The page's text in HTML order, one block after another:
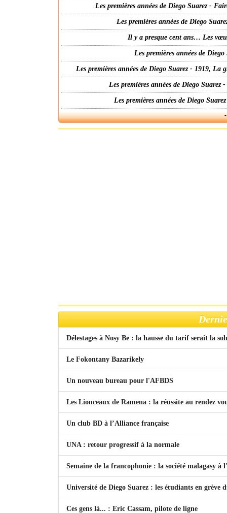
Les premières années de Diego Suarez -
Les premières années de Diego
Il y a presque cent ans… Les
Les premières années de
Les premières années de Diego Suarez - 1919,
Les premières années de Diego
Les premières années de Diego
Délestages à Nosy Be : la hausse du tarif serait la
Le Fokontany Bazarikely
Un nouveau bureau pour l'AFBDS
Les Lionceaux de Ramena : la réussite au rendez
Un club BD à l’Alliance française
UNA : retour progressif à la normale
Semaine de la francophonie : la société malagasy à
Université de Diego Suarez : les étudiants en grève
Ces gens là... : Eric Cassam, pilote de ligne